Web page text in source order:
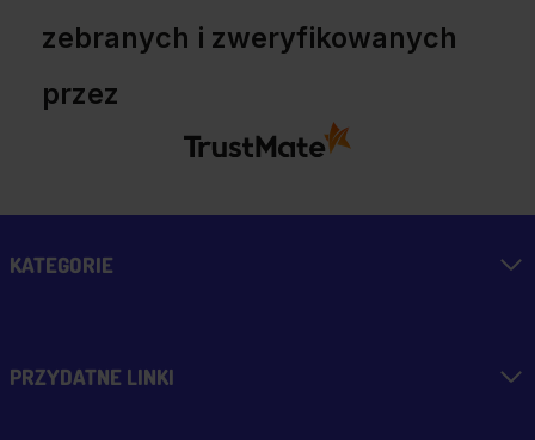
zebranych i zweryfikowanych
przez
KATEGORIE
PRZYDATNE LINKI